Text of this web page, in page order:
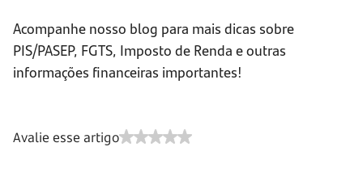
Acompanhe nosso blog para mais dicas sobre
PIS/PASEP, FGTS, Imposto de Renda e outras
informações financeiras importantes!
Avalie esse artigo